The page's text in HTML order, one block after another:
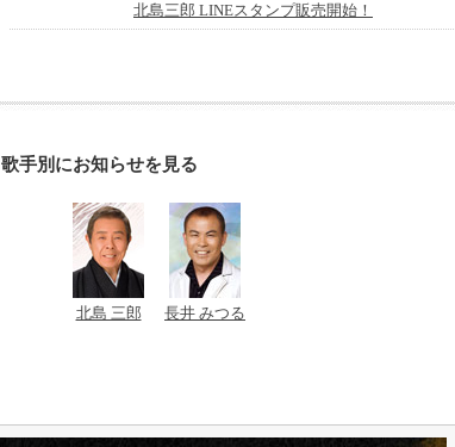
北島三郎 LINEスタンプ販売開始！
歌手別にお知らせを見る
北島 三郎 長井 みつる